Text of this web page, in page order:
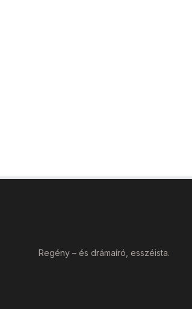
Regény – és drámaíró, esszéista.